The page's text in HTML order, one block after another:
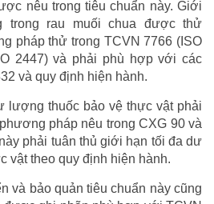
nêu trong tiêu chuẩn này. Giới
trong rau muối chua được thử
pháp thử trong TCVN 7766 (ISO
2447) và phải phù hợp với các
và quy định hiện hành.
lượng thuốc bảo vệ thực vật phải
pháp nêu trong CXG 90 và
phải tuân thủ giới hạn tối đa dư
vật theo quy định hiện hành.
và bảo quản tiêu chuẩn này cũng